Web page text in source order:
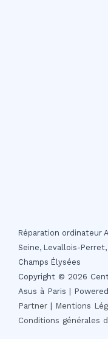
Réparation ordinateur
Seine, Levallois-
Champs Élysées
Copyright © 2026
Asus à Paris |
Partner | Mentions
Conditions générales